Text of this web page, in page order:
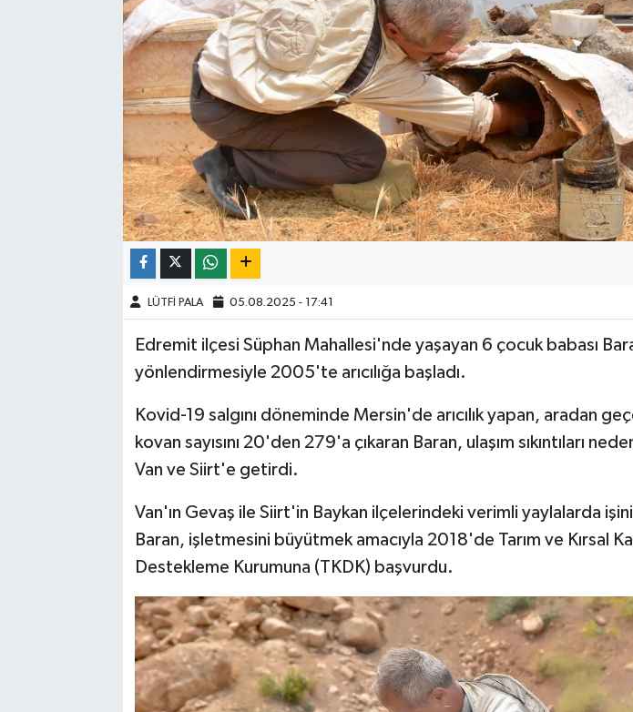
LÜTFİ PALA 05.08.2025 - 17:41
Edremit ilçesi Süphan Mahallesi'nde yaşayan 6 çocuk babası
yönlendirmesiyle 2005'te arıcılığa başladı.
Kovid-19 salgını döneminde Mersin'de arıcılık yapan, aradan
kovan sayısını 20'den 279'a çıkaran Baran, ulaşım sıkıntıları
Van ve Siirt'e getirdi.
Van'ın Gevaş ile Siirt'in Baykan ilçelerindeki verimli yaylalarda
Baran, işletmesini büyütmek amacıyla 2018'de Tarım ve Kırsal
Destekleme Kurumuna (TKDK) başvurdu.